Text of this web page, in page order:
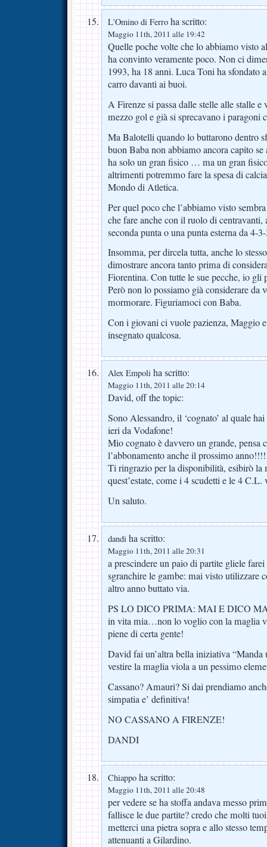
L'Omino di Ferro ha scritto:
Maggio 11th, 2011 alle 19:42
Quelle poche volte che lo abbiamo visto
ha convinto veramente poco. Non ci
1993, ha 18 anni. Luca Toni ha sfondato
carro davanti ai buoi.
A Firenze si passa dalle stelle alle stalle
mezzo gol e già si sprecavano i paragoni
Ma Balotelli quando lo buttarono dentro
buon Baba non abbiamo ancora capito
ha solo un gran fisico … ma un gran
altrimenti potremmo fare la spesa di
Mondo di Atletica.
Per quel poco che l’abbiamo visto
che fare anche con il ruolo di centravanti,
seconda punta o una punta esterna da 4-
Insomma, per dircela tutta, anche lo
dimostrare ancora tanto prima di
Fiorentina. Con tutte le sue pecche, io gli
Però non lo possiamo già considerare da
mormorare. Figuriamoci con Baba.
Con i giovani ci vuole pazienza, Maggio
insegnato qualcosa.
Alex Empoli ha scritto:
Maggio 11th, 2011 alle 20:14
David, off the topic:
Sono Alessandro, il ‘cognato’ al quale
ieri da Vodafone!
Mio cognato è davvero un grande, pensa
l’abbonamento anche il prossimo
Ti ringrazio per la disponibilità, esibirò la
quest’estate, come i 4 scudetti e le 4
Un saluto.
dandi ha scritto:
Maggio 11th, 2011 alle 20:31
a prescindere un paio di partite gliele
sgranchire le gambe: mai visto utilizzare
altro anno buttato via.
PS LO DICO PRIMA: MAI E DICO
in vita mia…non lo voglio con la
piene di certa gente!
David fai un’altra bella iniziativa “Manda
vestire la maglia viola a un pessimo
Cassano? Amauri? Si dai prendiamo
simpatia e’ definitiva!
NO CASSANO A FIRENZE!
DANDI
Chiappo ha scritto:
Maggio 11th, 2011 alle 20:48
per vedere se ha stoffa andava messo
fallisce le due partite? credo che molti
metterci una pietra sopra e allo stesso
attenuanti a Gilardino.